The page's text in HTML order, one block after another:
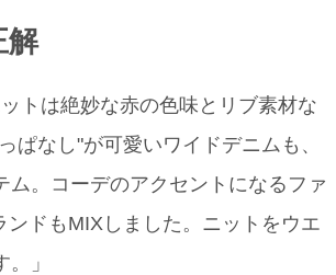
解
トは絶妙な赤の色味とリブ素材な
ぱなし"が可愛いワイドデニムも、
。コーデのアクセントになるファ
ドもMIXしました。ニットをウエ
」